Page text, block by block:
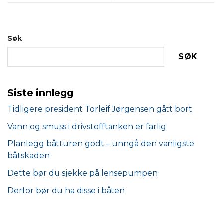
Søk
SØK
Siste innlegg
Tidligere president Torleif Jørgensen gått bort
Vann og smuss i drivstofftanken er farlig
Planlegg båtturen godt – unngå den vanligste
båtskaden
Dette bør du sjekke på lensepumpen
Derfor bør du ha disse i båten